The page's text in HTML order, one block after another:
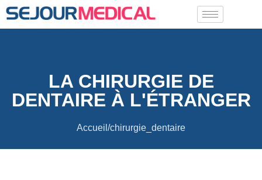
LA CHIRURGIE DE
DENTAIRE À L'ÉTRANGER
Accueil/chirurgie_dentaire